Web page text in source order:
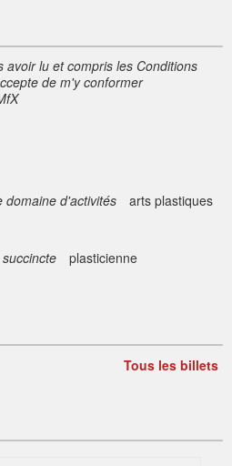
avoir lu et compris les Conditions
de m'y conformer
domaine d'activités arts plastiques
plasticienne
Tous les billets